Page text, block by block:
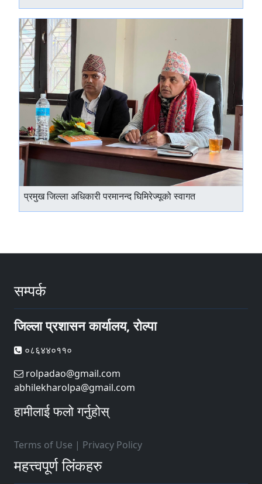
प्रमुख जिल्ला अधिकारी परमानन्द घिमिरेज्यूको स्वागत
सम्पर्क
जिल्ला प्रशासन कार्यालय, रोल्पा
०८६४४०११०
rolpadao@gmail.com
abhilekharolpa@gmail.com
हामीलाई फलो गर्नुहोस्
Terms of Use | Privacy Policy
महत्त्वपूर्ण लिंकहरु